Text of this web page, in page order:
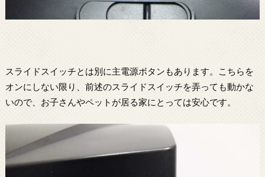
スライドスイッチとは別に主電源ボタンもあります。こちらを
オンにしない限り、前述のスライドスイッチを弄っても動かな
いので、お子さんやペットが居る家にとっては安心です。